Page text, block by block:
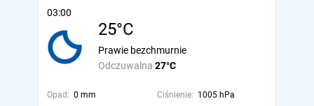
03:00
25°C
Odczuwalna 27°C
Prawie bezchmurnie
Opad: 0 mm Ciśnienie: 1005 hPa